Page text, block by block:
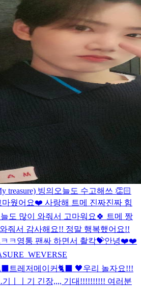
treasure) 빙의 오늘도 수고해쓰 👏🏻
마웠어요❤️ 사랑해 트메 진짜진짜 힘
도 많이 와줘서 고마워요🍀 트메 짱
줘서 감사해요!! 정말 행복했어요!!
ㅋ 영통 팬싸 하면서 촬칵💝안녕❤️❤️
트레저메이커🐈‍⬛ 🖤우리 놀자요!!!
기ㅣㅣ기 긴장,,,, 기대!!!!!!!!!! 여러분